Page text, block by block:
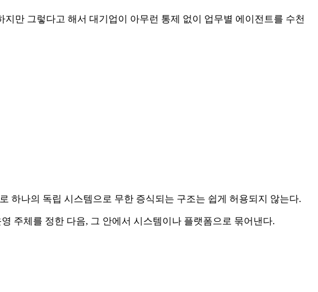
만 그렇다고 해서 대기업이 아무런 통제 없이 업무별 에이전트를 수천
하나의 독립 시스템으로 무한 증식되는 구조는 쉽게 허용되지 않는다.
주체를 정한 다음, 그 안에서 시스템이나 플랫폼으로 묶어낸다.